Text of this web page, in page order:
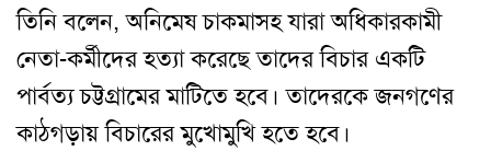
তিনি বলেন, অনিমেষ চাকমাসহ যারা অধিকারকামী
নেতা-কর্মীদের হত্যা করেছে তাদের বিচার একটি
পার্বত্য চট্টগ্রামের মাটিতে হবে। তাদেরকে জনগণের
কাঠগড়ায় বিচারের মুখোমুখি হতে হবে।